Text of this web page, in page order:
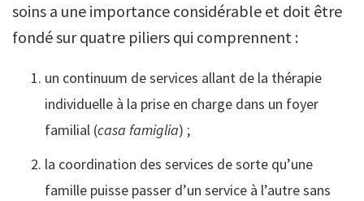
soins a une importance considérable et doit être
fondé sur quatre piliers qui comprennent :
un continuum de services allant de la thérapie
individuelle à la prise en charge dans un foyer
familial (casa famiglia) ;
la coordination des services de sorte qu’une
famille puisse passer d’un service à l’autre sans